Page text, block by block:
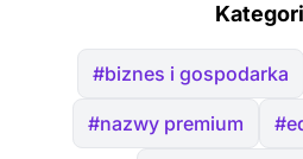
#biznes i gospodarka
#nazwy premium